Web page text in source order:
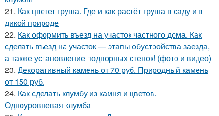
21. Как цветет груша. Где и как растёт груша в саду и в
дикой природе
22. Как оформить въезд на участок частного дома. Как
сделать въезд на участок — этапы обустройства заезда,
а также установление подпорных стенок! (фото и видео)
23. Декоративный камень от 70 руб. Природный камень
от 150 руб.
24. Как сделать клумбу из камня и цветов.
Одноуровневая клумба